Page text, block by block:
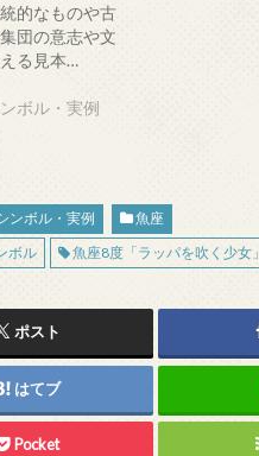
的なものや古
団の意志や文
る見本…
ボル・実例
ンボル・実例
魚座
ボル
魚座8度「ラッパを吹く少女」
ポスト
はてブ
Pocket